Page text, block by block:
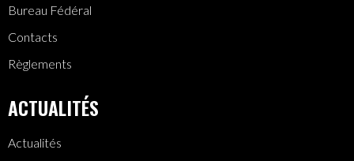
Bureau Fédéral
Contacts
Règlements
ACTUALITÉS
Actualités